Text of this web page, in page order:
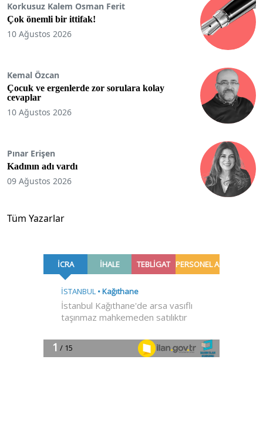
Korkusuz Kalem Osman Ferit
Çok önemli bir ittifak!
10 Ağustos 2026
Kemal Özcan
Çocuk ve ergenlerde zor sorulara kolay
cevaplar
10 Ağustos 2026
Pınar Erişen
Kadının adı vardı
09 Ağustos 2026
Tüm Yazarlar